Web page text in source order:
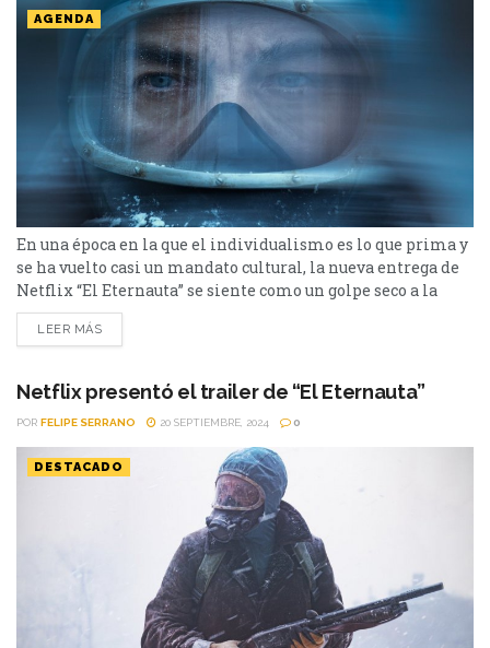
AGENDA
En una época en la que el individualismo es lo que prima y
se ha vuelto casi un mandato cultural, la nueva entrega de
Netflix “El Eternauta” se siente como un golpe seco a la
conciencia, llamando a pensar a quien esté dispuesto a
hacerlo. La frase que resuena e inunda toda esta seria es
LEER MÁS
Netflix presentó el trailer de “El Eternauta”
POR FELIPE SERRANO 20 SEPTIEMBRE, 2024 0
DESTACADO